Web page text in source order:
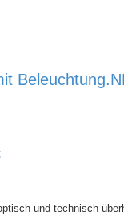
und technisch